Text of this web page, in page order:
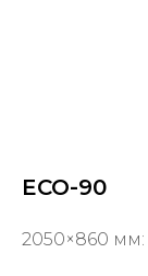
ECO-90
2050×860 мм: